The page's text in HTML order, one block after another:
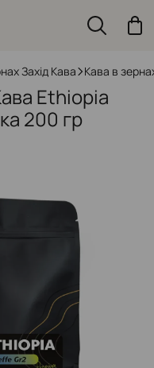
Захід Кава Кава в
Ethiopia
200 гр